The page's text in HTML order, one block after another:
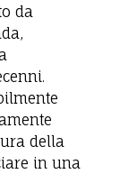
da
della
in una